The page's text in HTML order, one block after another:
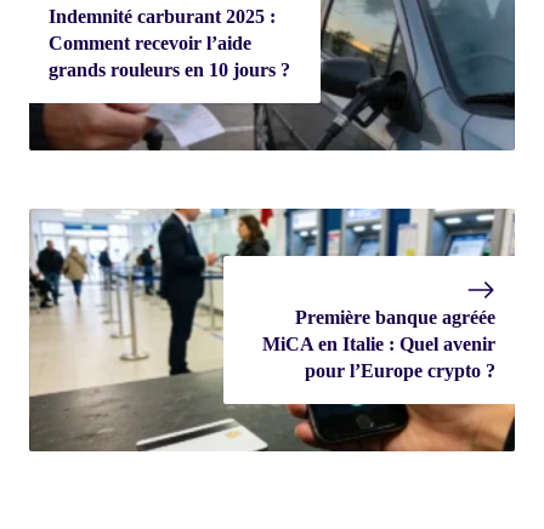
Indemnité carburant 2025 :
Comment recevoir l’aide
grands rouleurs en 10 jours ?
Première banque agréée
MiCA en Italie : Quel avenir
pour l’Europe crypto ?